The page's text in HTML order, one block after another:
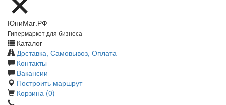
ЮниМаг.РФ
Гипермаркет для бизнеса
Каталог
Доставка, Самовывоз, Оплата
Контакты
Вакансии
Построить маршрут
Корзина (0)